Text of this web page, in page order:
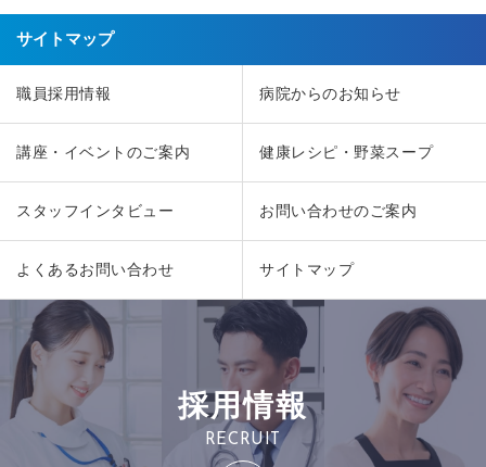
サイトマップ
職員採用情報 病院からのお知らせ
講座・イベントのご案内 健康レシピ・野菜スープ
スタッフインタビュー お問い合わせのご案内
よくあるお問い合わせ サイトマップ
採用情報
RECRUIT